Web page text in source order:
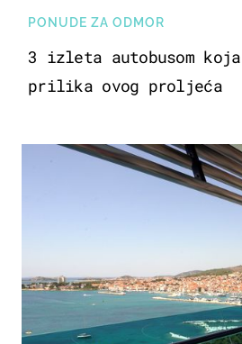
PONUDE ZA ODMOR
3 izleta autobusom
prilika ovog proljeća